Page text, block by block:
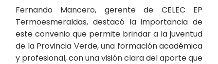
Fernando Mancero, gerente de CELEC EP
Termoesmeraldas, destacó la importancia de
este convenio que permite brindar a la juventud
de la Provincia Verde, una formación académica
y profesional, con una visión clara del aporte que